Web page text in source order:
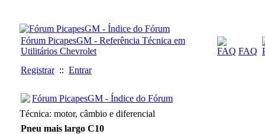
Fórum PicapesGM - Referência Técnica em
Utilitários Chevrolet
FAQ
Registrar:: Entrar
Fórum PicapesGM - Índice do Fórum
Técnica: motor, câmbio e diferencial
Pneu mais largo C10